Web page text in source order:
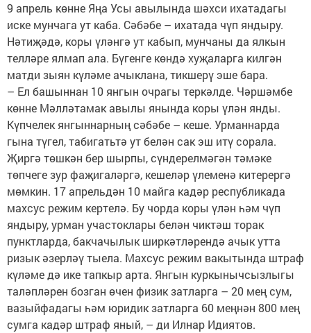
9 апрель көнне Яңа Усы авылында шәхси ихатадагы
иске мунчага ут каба. Сәбәбе – ихатада чүп яндыру.
Нәтиҗәдә, коры үләнгә ут кабып, мунчаны да ялкын
телләре ялмап ала. Бүгенге көндә хуҗаларга килгән
матди зыян күләме ачыклана, тикшерү эше бара.
– Ел башыннан 10 янгын очрагы теркәлде. Чәршәмбе
көнне Мәлләтамак авылы янында коры үлән янды.
Күпчелек янгыннарның сәбәбе – кеше. Урманнарда
гына түгел, табигатьтә ут белән сак эш итү сорала.
Җиргә төшкән бер шырпы, сүндерелмәгән тәмәке
төпчеге зур фаҗигаләргә, кешеләр үлеменә китерергә
мөмкин. 17 апрельдән 10 майга кадәр республикада
махсус режим кертелә. Бу чорда коры үлән һәм чүп
яндыру, урман участоклары белән чиктәш торак
пунктларда, бакчачылык ширкәтләрендә ачык утта
ризык әзерләү тыела. Махсус режим вакытында штраф
күләме дә ике тапкыр арта. Янгын куркынычсызлыгы
таләпләрен бозган өчен физик затларга – 20 мең сум,
вазыйфадагы һәм юридик затларга 60 меңнән 800 мең
сумга кадәр штраф яный, – ди Илнар Идиятов.